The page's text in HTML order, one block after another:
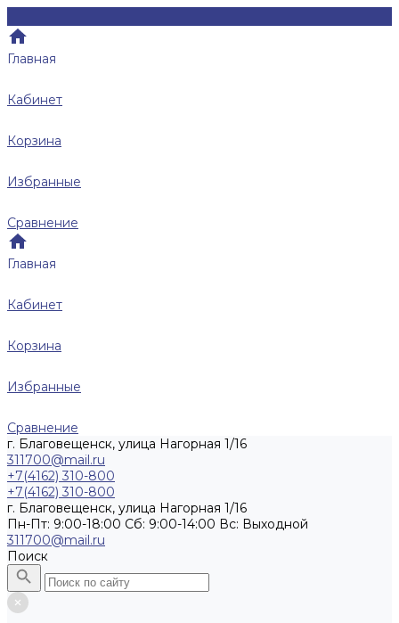
Главная
Кабинет
Корзина
Избранные
Сравнение
Главная
Кабинет
Корзина
Избранные
Сравнение
г. Благовещенск, улица Нагорная 1/16
311700@mail.ru
+7(4162) 310-800
+7(4162) 310-800
г. Благовещенск, улица Нагорная 1/16
Пн-Пт: 9:00-18:00 Cб: 9:00-14:00 Вс: Выходной
311700@mail.ru
Поиск